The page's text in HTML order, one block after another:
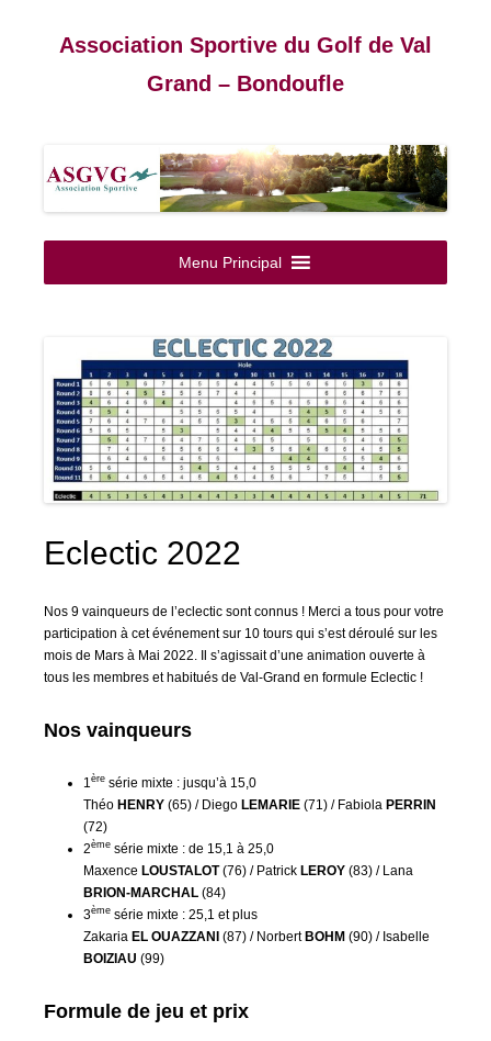
Association Sportive du Golf de Val
Grand – Bondoufle
au
contenu
Menu Principal
Eclectic 2022
Nos 9 vainqueurs de l’eclectic sont connus ! Merci a tous pour votre
participation à cet événement sur 10 tours qui s’est déroulé sur les
mois de Mars à Mai 2022. Il s’agissait d’une animation ouverte à
tous les membres et habitués de Val-Grand en formule Eclectic !
Nos vainqueurs
1 ère série mixte : jusqu’à 15,0
Théo HENRY (65) / Diego LEMARIE (71) / Fabiola PERRIN
(72)
2ème série mixte : de 15,1 à 25,0
Maxence LOUSTALOT(76) / Patrick LEROY (83) / Lana
BRION-MARCHAL (84)
3ème série mixte : 25,1 et plus
Zakaria EL OUAZZANI (87) / NorbertBOHM (90) / Isabelle
BOIZIAU (99)
Formule de jeu et prix